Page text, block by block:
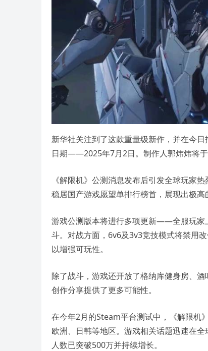
新华社关注到了这款重量级新作，并在今
日期——2025年7月2日。制作人郭炜炜将于
《解限机》公测消息发布后引发全球玩家
稳居国产游戏愿望单排行榜首，展现出极高
游戏公测版本将进行多项更新——全服玩家
斗。对战方面，6v6及3v3竞技模式将禁用
以增强可玩性。
除了战斗，游戏还开放了格纳库健身房、
创作分享提供了更多可能性。
在今年2月的Steam平台测试中，《解限机
欧洲、日韩等地区。游戏相关话题迅速在
人数已突破500万并持续增长。